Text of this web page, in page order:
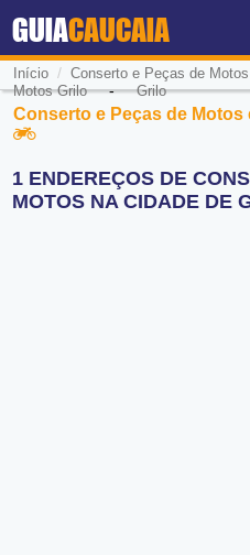
GUIACAUCAIA
Início / Conserto e Peças de
Motos Grilo-Grilo
Conserto e Peças de Motos
1 ENDEREÇOS DE
MOTOS NA CIDADE DE